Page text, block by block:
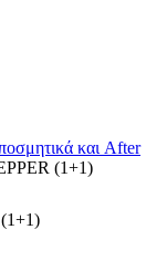
και After
(1+1)